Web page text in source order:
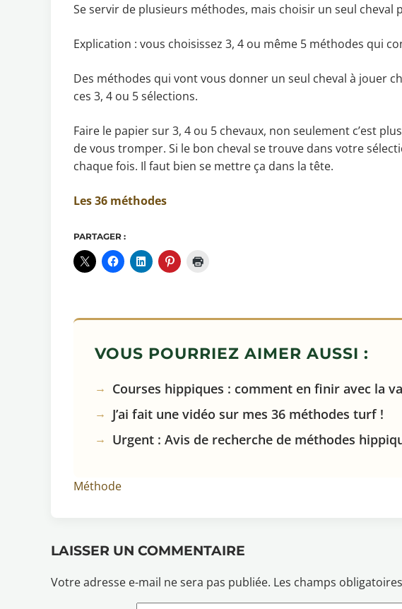
Se servir de plusieurs méthodes, mais choisir un seul cheval
Explication : vous choisissez 3, 4 ou même 5 méthodes qui
Des méthodes qui vont vous donner un seul cheval à jouer
ces 3, 4 ou 5 sélections.
Faire le papier sur 3, 4 ou 5 chevaux, non seulement c’est
de vous tromper. Si le bon cheval se trouve dans votre
chaque fois. Il faut bien se mettre ça dans la tête.
Les 36 méthodes
PARTAGER :
VOUS POURRIEZ AIMER AUSSI :
Courses hippiques : comment en finir avec la
J’ai fait une vidéo sur mes 36 méthodes turf !
Urgent : Avis de recherche de méthodes
Méthode
LAISSER UN COMMENTAIRE
Votre adresse e-mail ne sera pas publiée. Les champs